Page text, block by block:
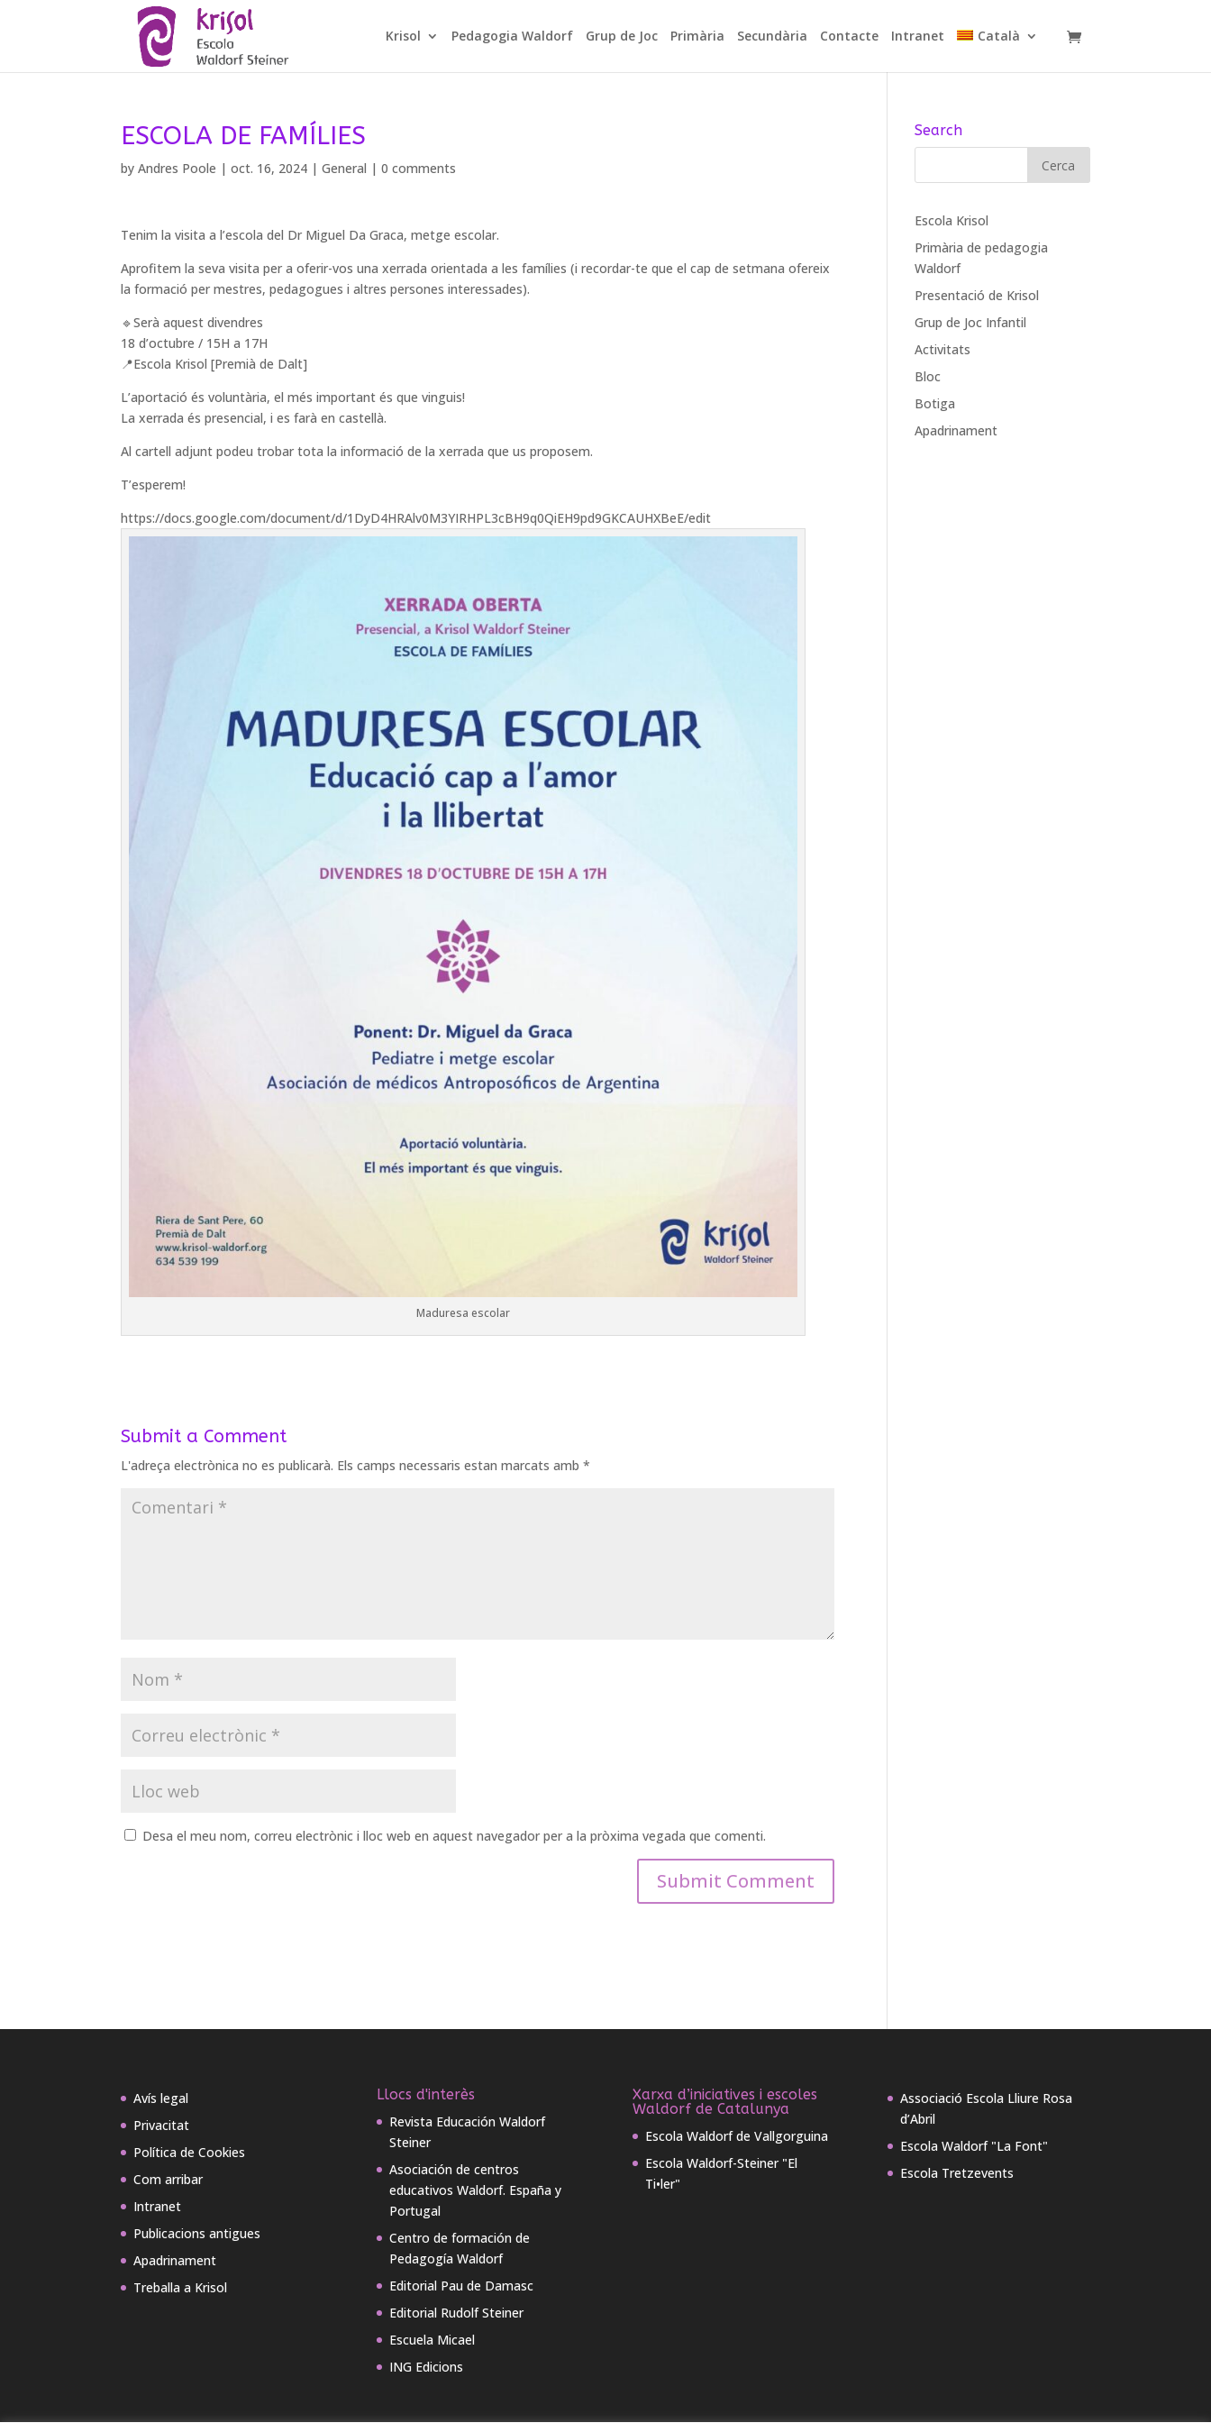
Krisol Pedagogia Waldorf Grup de Joc Primària Secundària Contacte Intranet Català
ESCOLA DE FAMÍLIES
byAndres Poole |oct. 16, 2024 |General |0 comments
Tenim la visita a l’escola del Dr Miguel Da Graca, metge escolar.
Aprofitem la seva visita per a oferir-vos una xerrada orientada a les famílies (i recordar-te que el cap de setmana ofereix
la formació per mestres, pedagogues i altres persones interessades).
🔹Serà aquest divendres
18 d’octubre / 15H a 17H
📍Escola Krisol [Premià de Dalt]
L’aportació és voluntària, el més important és que vinguis!
La xerrada és presencial, i es farà en castellà.
Al cartell adjunt podeu trobar tota la informació de la xerrada que us proposem.
T’esperem!
https://docs.google.com/document/d/1DyD4HRAlv0M3YIRHPL3cBH9q0QiEH9pd9GKCAUHXBeE/edit
Maduresa escolar
Submit a Comment
L'adreça electrònica no es publicarà. Els camps necessaris estan marcats amb*
Desa el meu nom, correu electrònic i lloc web en aquest navegador per a la pròxima vegada que comenti.
Search
Escola Krisol
Primària de pedagogia
Waldorf
Presentació de Krisol
Grup de Joc Infantil
Activitats
Bloc
Botiga
Apadrinament
Avís legal
Privacitat
Política de Cookies
Com arribar
Intranet
Publicacions antigues
Apadrinament
Treballa a Krisol
Llocs d'interès
Revista Educación Waldorf
Steiner
Asociación de centros
educativos Waldorf. España y
Portugal
Centro de formación de
Pedagogía Waldorf
Editorial Pau de Damasc
Editorial Rudolf Steiner
Escuela Micael
ING Edicions
Xarxa d’iniciatives i escoles
Waldorf de Catalunya
Escola Waldorf de Vallgorguina
Escola Waldorf-Steiner "El
Ti•ler"
Associació Escola Lliure Rosa
d’Abril
Escola Waldorf "La Font"
Escola Tretzevents